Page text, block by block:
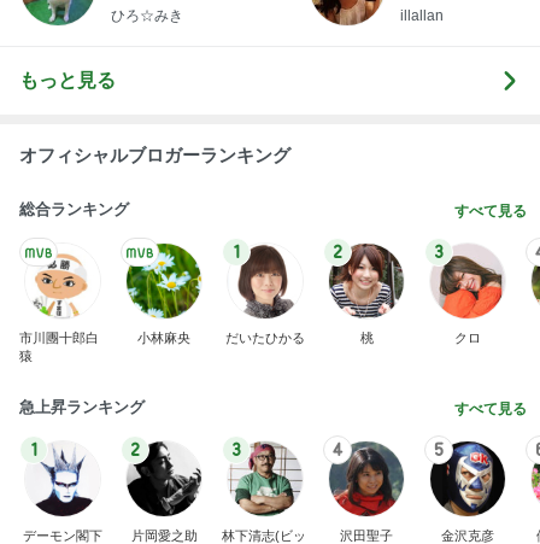
ひろ☆みき illallan
もっと見る
オフィシャルブロガーランキング
総合ランキング すべて見る
市川團十郎白
猿
小林麻央
1
だいたひかる
2
桃
3
クロ
急上昇ランキング すべて見る
1
デーモン閣下
2
片岡愛之助
3
林下清志(ビッ
4
沢田聖子
5
金沢克彦